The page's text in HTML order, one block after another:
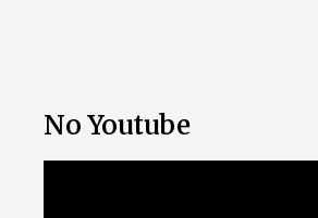
No Youtube